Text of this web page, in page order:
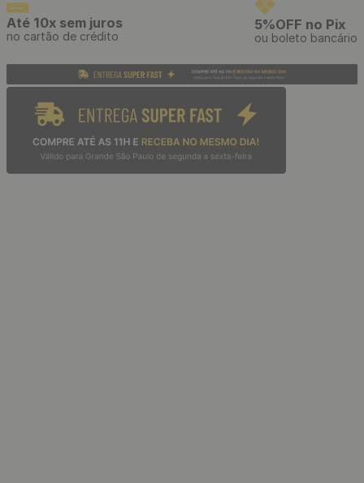
Até 10x sem juros
no cartão de crédito
5%OFF no Pix
ou boleto bancário